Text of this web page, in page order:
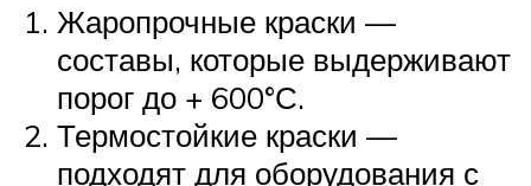
Жаропрочные краски —
составы, которые выдерживают
порог до + 600°С.
Термостойкие краски —
подходят для оборудования с